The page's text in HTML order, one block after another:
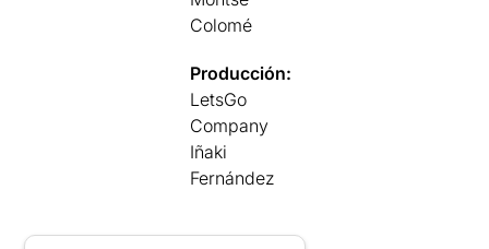
Colomé
Producción:
LetsGo
Company
Iñaki
Fernández